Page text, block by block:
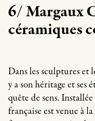
6/ Margaux
céramiques
Dans les sculptures et
y a son héritage et ses
quête de sens.
française est venue à